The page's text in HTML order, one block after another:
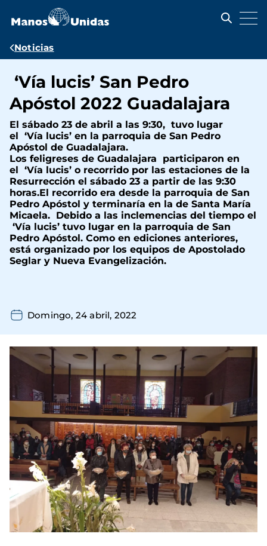
contenido
Ruta
navegación
Noticias
‘Vía lucis’ San Pedro
Apóstol 2022 Guadalajara
El sábado 23 de abril a las 9:30, tuvo lugar
el ‘Vía lucis’ en la parroquia de San Pedro
Apóstol de Guadalajara.
Los feligreses de Guadalajara participaron en
el ‘Vía lucis’ o recorrido por las estaciones de la
Resurrección el sábado 23 a partir de las 9:30
horas.El recorrido era desde la parroquia de San
Pedro Apóstol y terminaría en la de Santa María
Micaela. Debido a las inclemencias del tiempo el
‘Vía lucis’ tuvo lugar en la parroquia de San
Pedro Apóstol. Como en ediciones anteriores,
está organizado por los equipos de Apostolado
Seglar y Nueva Evangelización.
Domingo, 24 abril, 2022